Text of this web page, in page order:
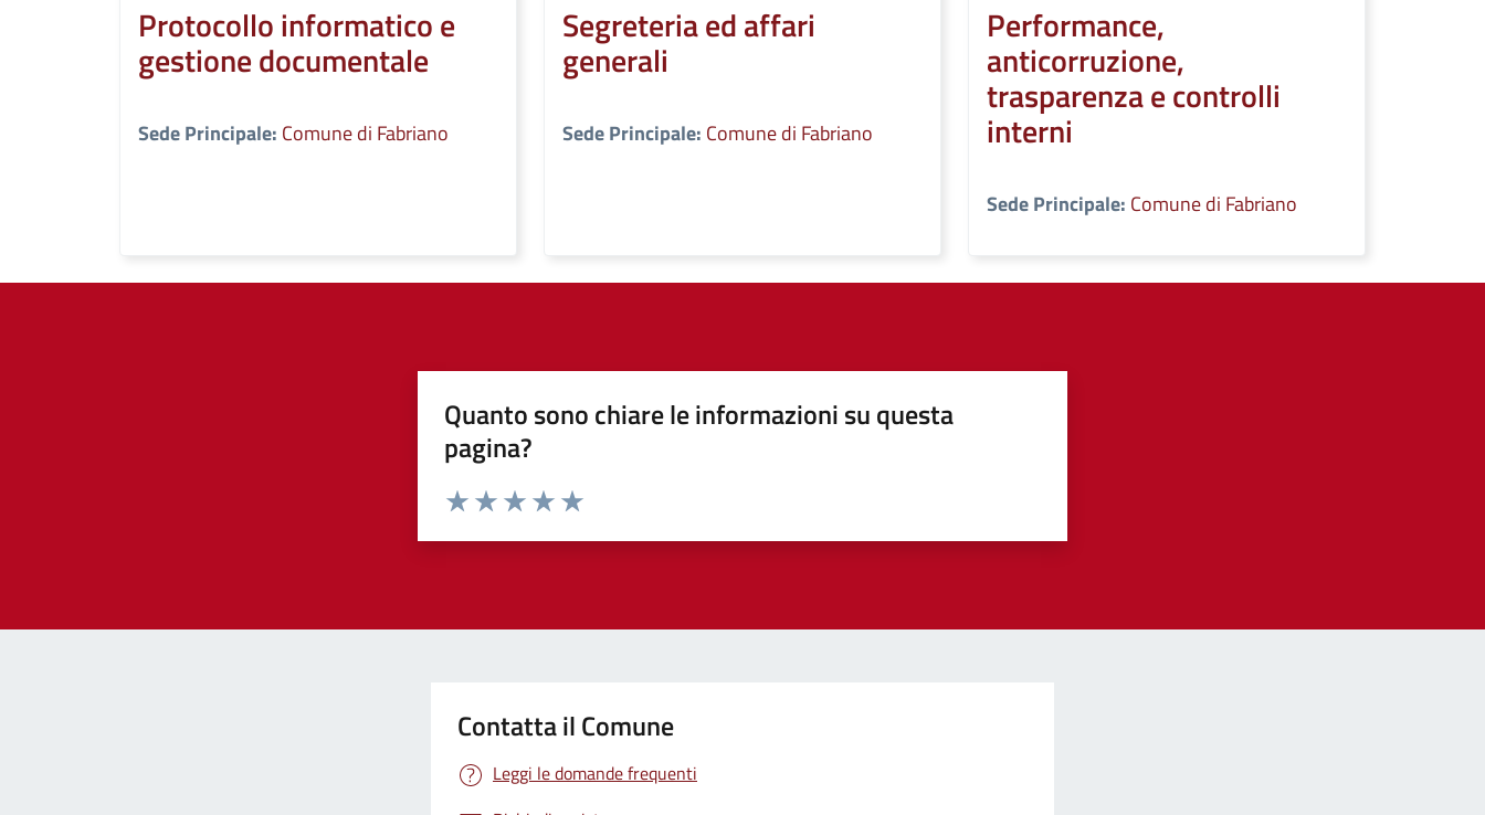
Protocollo informatico e
gestione documentale
Sede Principale: Comune di Fabriano
Segreteria ed affari
generali
Sede Principale: Comune di Fabriano
Performance,
anticorruzione,
trasparenza e controlli
interni
Sede Principale: Comune di Fabriano
Quanto sono chiare le informazioni su questa
pagina?
Contatta il Comune
Leggi le domande frequenti